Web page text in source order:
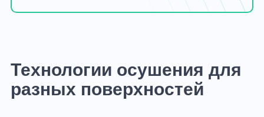
Технологии осушения для
разных поверхностей